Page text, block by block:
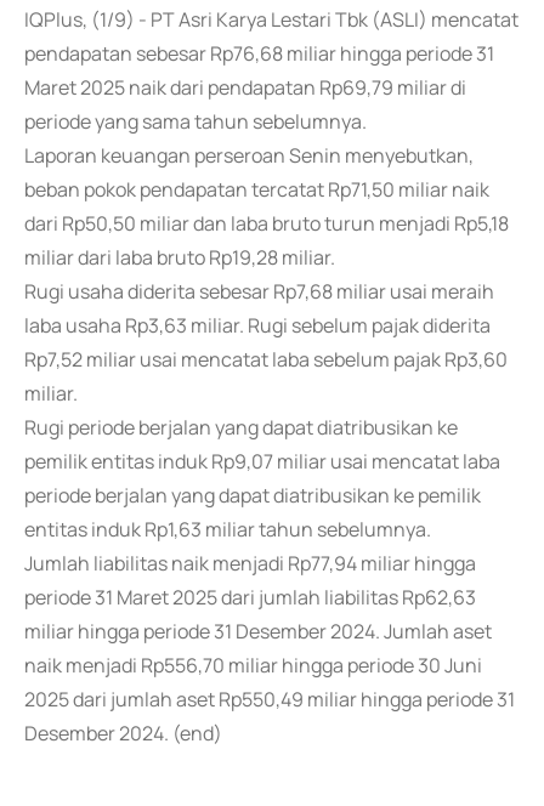
IQPlus, (1/9) - PT Asri Karya Lestari Tbk (ASLI) mencatat
pendapatan sebesar Rp76,68 miliar hingga periode 31
Maret 2025 naik dari pendapatan Rp69,79 miliar di
periode yang sama tahun sebelumnya.
Laporan keuangan perseroan Senin menyebutkan,
beban pokok pendapatan tercatat Rp71,50 miliar naik
dari Rp50,50 miliar dan laba bruto turun menjadi Rp5,18
miliar dari laba bruto Rp19,28 miliar.
Rugi usaha diderita sebesar Rp7,68 miliar usai meraih
laba usaha Rp3,63 miliar. Rugi sebelum pajak diderita
Rp7,52 miliar usai mencatat laba sebelum pajak Rp3,60
miliar.
Rugi periode berjalan yang dapat diatribusikan ke
pemilik entitas induk Rp9,07 miliar usai mencatat laba
periode berjalan yang dapat diatribusikan ke pemilik
entitas induk Rp1,63 miliar tahun sebelumnya.
Jumlah liabilitas naik menjadi Rp77,94 miliar hingga
periode 31 Maret 2025 dari jumlah liabilitas Rp62,63
miliar hingga periode 31 Desember 2024. Jumlah aset
naik menjadi Rp556,70 miliar hingga periode 30 Juni
2025 dari jumlah aset Rp550,49 miliar hingga periode 31
Desember 2024. (end)